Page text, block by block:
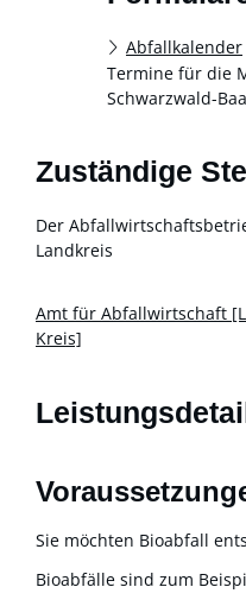
Abfallkalender
Termine für die
Schwarzwald-
Zuständige
Der
Landkreis
Amt für Abfallwirtschaft
Kreis]
Sie möchten Bioabfall
Bioabfälle sind zum